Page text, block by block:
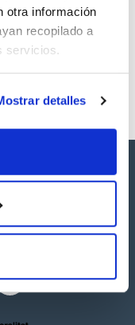
otra información
recopilado a
servicios.
detalles
en stock,